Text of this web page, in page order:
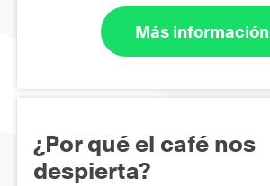
Más información
¿Por qué el café nos
despierta?